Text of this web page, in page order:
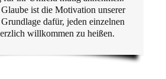
für
ist die Motivation unserer
dafür, jeden einzelnen
willkommen zu heißen.